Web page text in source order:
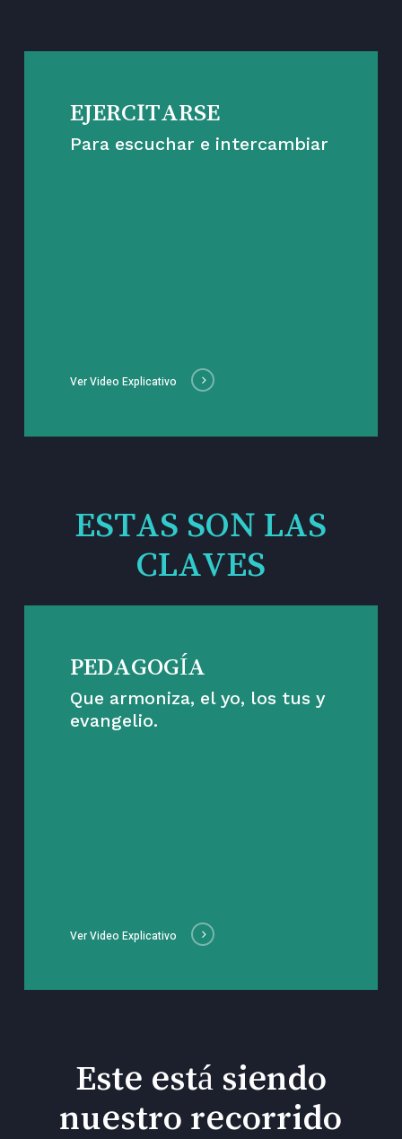
EJERCITARSE
Para escuchar e intercambiar
Ver Video Explicativo
ESTAS SON LAS
CLAVES
PEDAGOGÍA
Que armoniza, el yo, los tus y
evangelio.
Ver Video Explicativo
Este está siendo
nuestro recorrido